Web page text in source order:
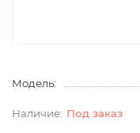
Модель:
Под заказ